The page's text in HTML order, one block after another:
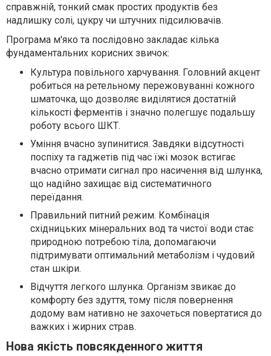
справжній, тонкий смак простих продуктів без
надлишку солі, цукру чи штучних підсилювачів.
Програма м'яко та послідовно закладає кілька
фундаментальних корисних звичок:
Культура повільного харчування. Головний акцент
робиться на ретельному пережовуванні кожного
шматочка, що дозволяє виділятися достатній
кількості ферментів і значно полегшує подальшу
роботу всього ШКТ.
Уміння вчасно зупинитися. Завдяки відсутності
поспіху та гаджетів під час їжі мозок встигає
вчасно отримати сигнал про насичення від шлунка,
що надійно захищає від систематичного
переїдання.
Правильний питний режим. Комбінація
східницьких мінеральних вод та чистої води стає
природною потребою тіла, допомагаючи
підтримувати оптимальний метаболізм і чудовий
стан шкіри.
Відчуття легкого шлунка. Організм звикає до
комфорту без здуття, тому після повернення
додому вам нативно не захочеться повертатися до
важких і жирних страв.
Нова якість повсякденного життя